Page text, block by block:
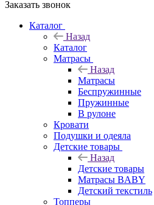
Заказать звонок
Каталог
Назад
Каталог
Матрасы
Назад
Матрасы
Беспружинные
Пружинные
В рулоне
Кровати
Подушки и одеяла
Детские товары
Назад
Детские товары
Матрасы BABY
Детский текстиль
Топперы